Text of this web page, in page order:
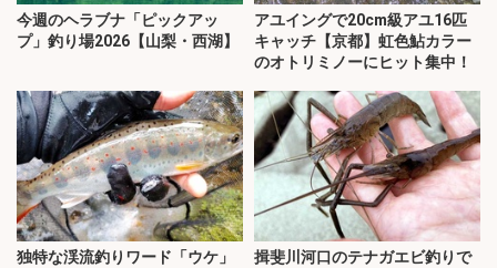
今週のヘラブナ「ピックアッ
プ」釣り場2026【山梨・西湖】
アユイングで20cm級アユ16匹
キャッチ【京都】虹色鮎カラー
のオトリミノーにヒット集中！
独特な渓流釣りワード「ウケ」
揖斐川河口のテナガエビ釣りで